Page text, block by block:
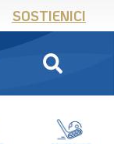
SOSTIENICI